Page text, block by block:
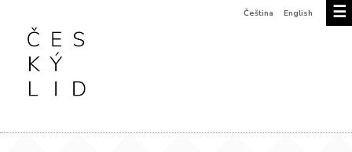
☰
Čeština English